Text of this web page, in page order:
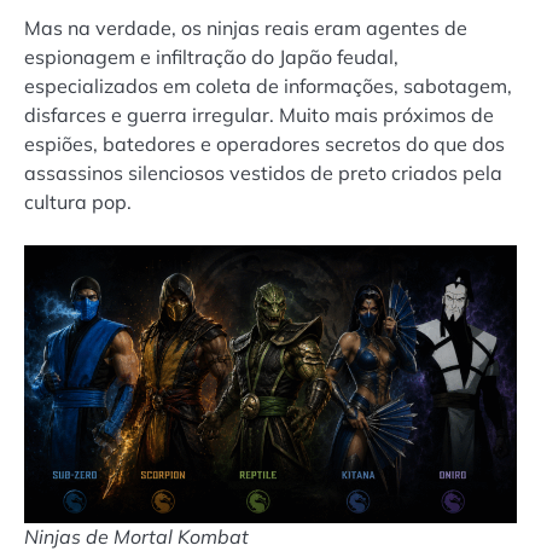
Mas na verdade, os ninjas reais eram agentes de
espionagem e infiltração do Japão feudal,
especializados em coleta de informações, sabotagem,
disfarces e guerra irregular. Muito mais próximos de
espiões, batedores e operadores secretos do que dos
assassinos silenciosos vestidos de preto criados pela
cultura pop.
Ninjas de Mortal Kombat